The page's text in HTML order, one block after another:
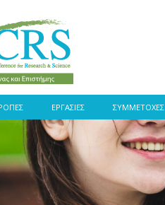
ΕΡΓΑΣΙΕΣ ΣΥΜΜΕΤΟΧΕΣ